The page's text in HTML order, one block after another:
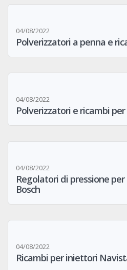
04/08/2022
Polverizzatori a penna e
04/08/2022
Polverizzatori e ricambi
04/08/2022
Regolatori di pressione
Bosch
04/08/2022
Ricambi per iniettori